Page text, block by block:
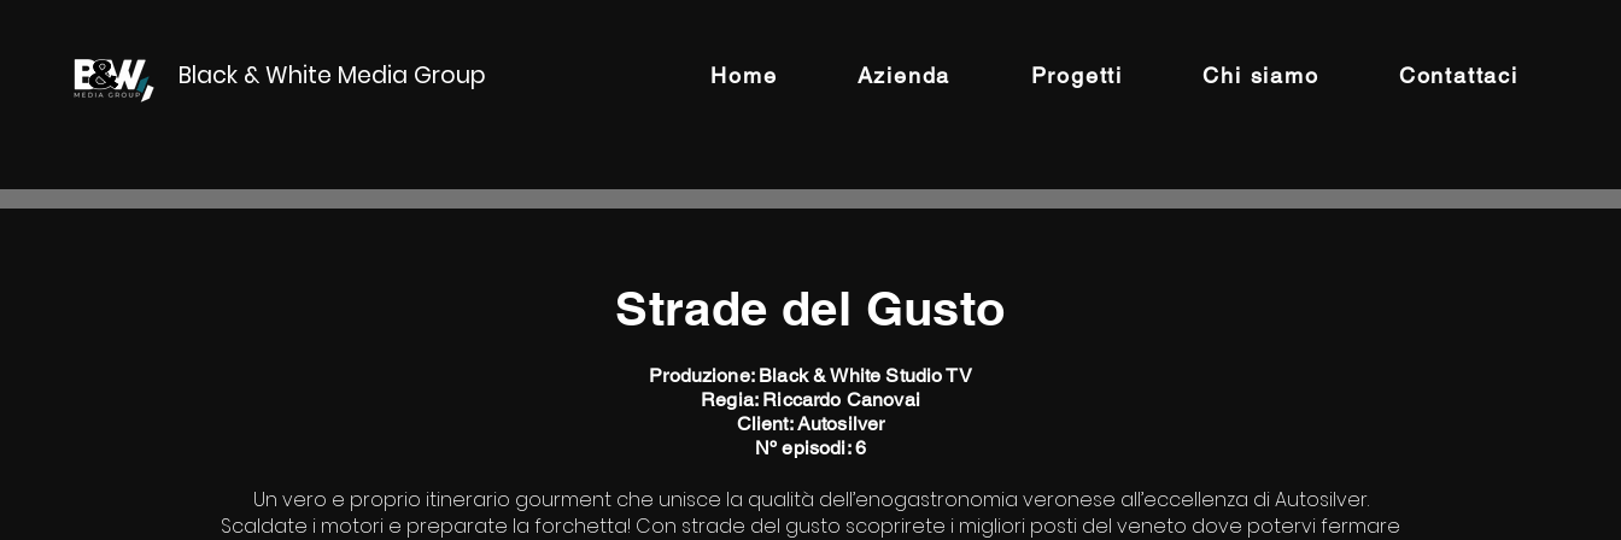
Black & White Media Group Home Azienda Progetti Chi siamo Contattaci
Strade del Gusto
Produzione: Black & White Studio TV
Regia: Riccardo Canovai
Client: Autosilver
Nº episodi: 6
Un vero e proprio itinerario gourment che unisce la qualità dell’enogastronomia veronese all’eccellenza di Autosilver.
Scaldate i motori e preparate la forchetta! Con strade del gusto scoprirete i migliori posti del veneto dove potervi fermare